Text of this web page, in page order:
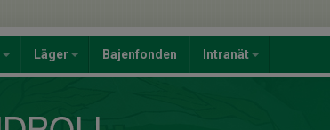
Läger Bajenfonden Intranät